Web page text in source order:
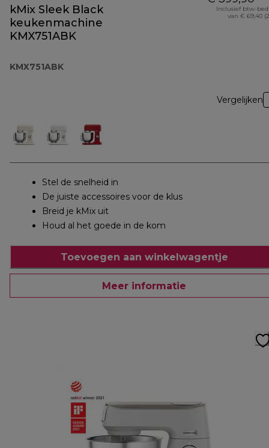
kMix Sleek Black
keukenmachine
KMX751ABK
KMX751ABK
Inclusief btw-
van € 69,40
Vergelijken
Stel de snelheid in
De juiste accessoires voor de klus
Breid je kMix uit
Houd al het goede in de kom
Toevoegen aan winkelwagentje
Meer informatie